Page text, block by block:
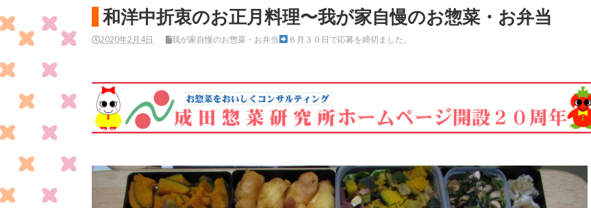
和洋中折衷のお正月料理〜我が家自慢のお惣菜・お弁当
2020年2月4日 我が家自慢のお惣菜・お弁当 ６月３０日で応募を締切ました。